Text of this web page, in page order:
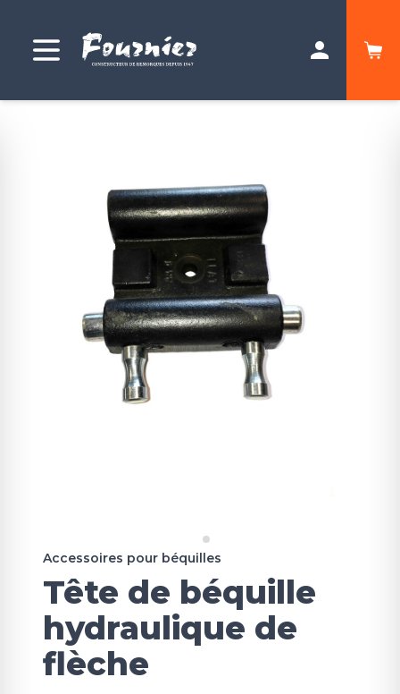
Accessoires pour béquilles
Tête de béquille
hydraulique de
flèche